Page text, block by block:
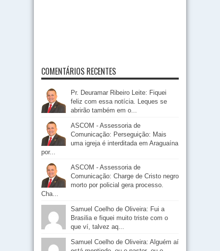
COMENTÁRIOS RECENTES
Pr. Deuramar Ribeiro Leite: Fiquei
feliz com essa notícia. Leques se
abrirão também em o...
ASCOM - Assessoria de
Comunicação: Perseguição: Mais
uma igreja é interditada em Araguaína
por...
ASCOM - Assessoria de
Comunicação: Charge de Cristo negro
morto por policial gera processo.
Cha...
Samuel Coelho de Oliveira: Fui a
Brasilia e fiquei muito triste com o
que ví, talvez aq...
Samuel Coelho de Oliveira: Alguém aí